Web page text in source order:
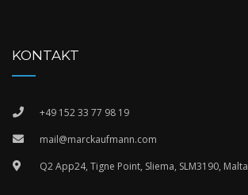
KONTAKT
+49 152 33 77 98 19
mail@marckaufmann.com
Q2 App24, Tigne Point, Sliema, SLM3190, Malta